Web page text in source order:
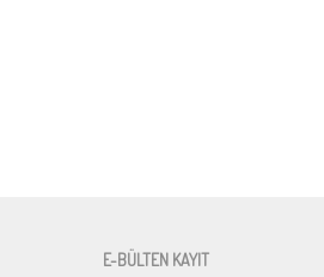
E-BÜLTEN KAYIT